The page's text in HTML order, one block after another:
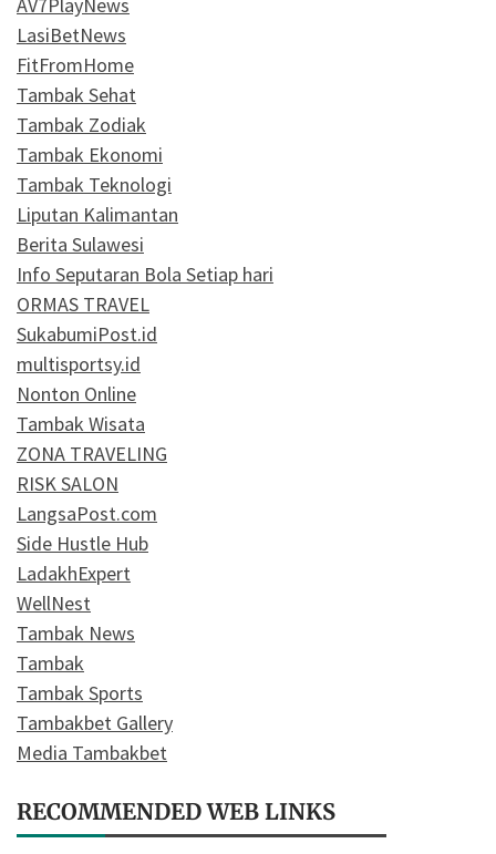
LasiBetNews
FitFromHome
Tambak Sehat
Tambak Zodiak
Tambak Ekonomi
Tambak Teknologi
Liputan Kalimantan
Berita Sulawesi
Info Seputaran Bola Setiap hari
ORMAS TRAVEL
SukabumiPost.id
multisportsy.id
Nonton Online
Tambak Wisata
ZONA TRAVELING
RISK SALON
LangsaPost.com
Side Hustle Hub
LadakhExpert
WellNest
Tambak News
Tambak
Tambak Sports
Tambakbet Gallery
Media Tambakbet
RECOMMENDED WEB LINKS